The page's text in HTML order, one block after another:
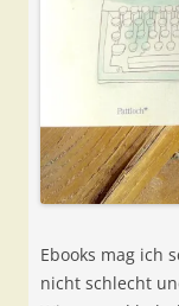
Ebooks mag ich
nicht schlecht